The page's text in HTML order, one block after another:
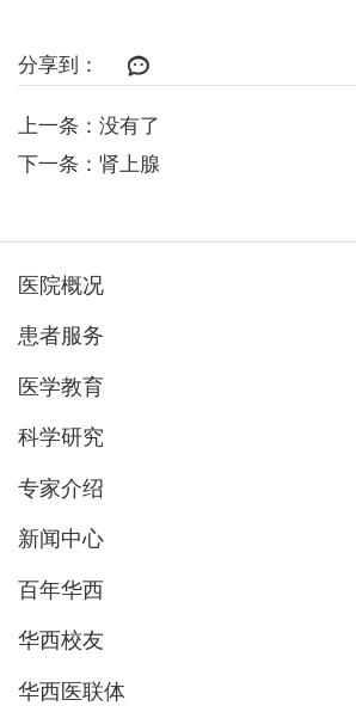
分享到：
上一条：没有了
下一条：肾上腺
医院概况
患者服务
医学教育
科学研究
专家介绍
新闻中心
百年华西
华西校友
华西医联体